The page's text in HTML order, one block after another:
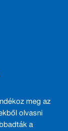
meg az
olvasni
a